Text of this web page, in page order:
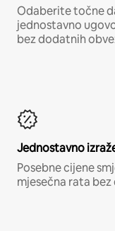
Odaberite točne
jednostavno
bez dodatnih
Jednostavno
Posebne cijene
mjesečna rata